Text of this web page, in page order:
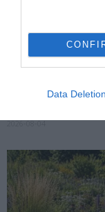
Data Deletion
KIRÁNDULÁS
2026-08-04